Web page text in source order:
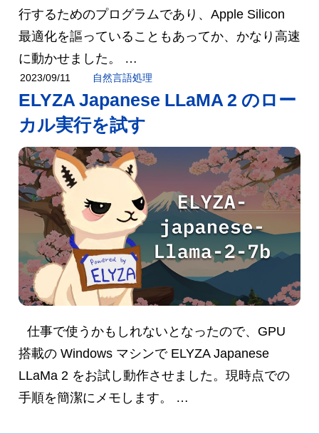
行するためのプログラムであり、Apple Silicon
最適化を謳っていることもあってか、かなり高速
に動かせました。 …
2023/09/11 自然言語処理
ELYZA Japanese LLaMA 2 のロー
カル実行を試す
仕事で使うかもしれないとなったので、GPU
搭載の Windows マシンで ELYZA Japanese
LLaMa 2 をお試し動作させました。現時点での
手順を簡潔にメモします。 …